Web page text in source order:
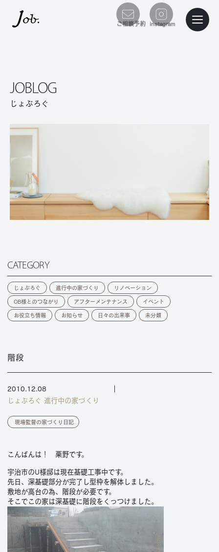
ご相談予約 instagram
メニュ
JOBLOG
じょぶろぐ
CATEGORY
じょぶろぐ 進行中の家づくり リノベーション
OB様とのつながり アフターメンテナンス イベント
お役立ち情報 お知らせ 日々の出来事 未分類
階段
2010.12.08
じょぶろぐ 進行中の家づくり
現場監督の家づくり日記
こんばんは！ 栗野です。
宇治市のU様邸は現在基礎工事中です。
先日、深基礎部分が完了し型枠を解体しました。
敷地が高台の為、階段が必要です。
そこでこの家は深基礎に階段をくっつけました。